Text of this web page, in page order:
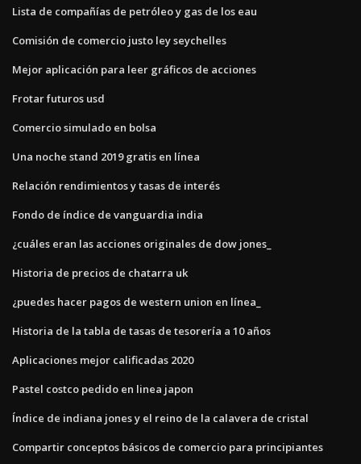
Lista de compañías de petróleo y gas de los eau
Comisión de comercio justo ley seychelles
Mejor aplicación para leer gráficos de acciones
Frotar futuros usd
Comercio simulado en bolsa
Una noche stand 2019 gratis en línea
Relación rendimientos y tasas de interés
Fondo de índice de vanguardia india
¿cuáles eran las acciones originales de dow jones_
Historia de precios de chatarra uk
¿puedes hacer pagos de western union en línea_
Historia de la tabla de tasas de tesorería a 10 años
Aplicaciones mejor calificadas 2020
Pastel costco pedido en linea japon
Índice de indiana jones y el reino de la calavera de cristal
Compartir conceptos básicos de comercio para principiantes